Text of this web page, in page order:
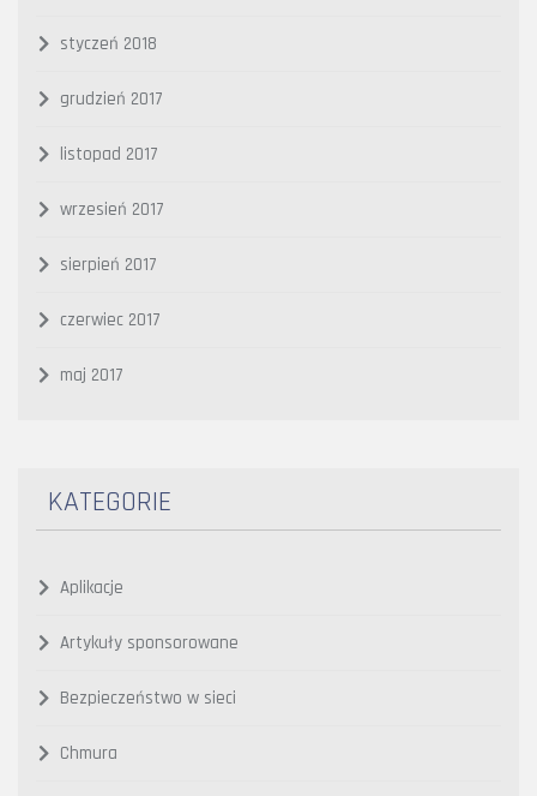
styczeń 2018
grudzień 2017
listopad 2017
wrzesień 2017
sierpień 2017
czerwiec 2017
maj 2017
KATEGORIE
Aplikacje
Artykuły sponsorowane
Bezpieczeństwo w sieci
Chmura